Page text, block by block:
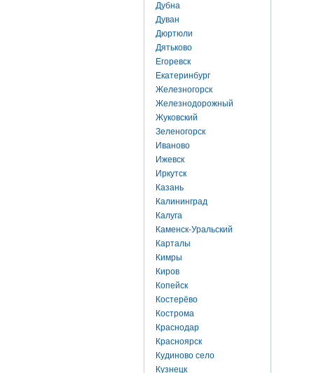
Дубна
Дуван
Дюртюли
Дятьково
Егоревск
Екатеринбург
Железногорск
Железнодорожный
Жуковский
Зеленогорск
Иваново
Ижевск
Иркутск
Казань
Калининград
Калуга
Каменск-Уральский
Карталы
Кимры
Киров
Копейск
Костерёво
Кострома
Краснодар
Красноярск
Кудиново село
Кузнецк